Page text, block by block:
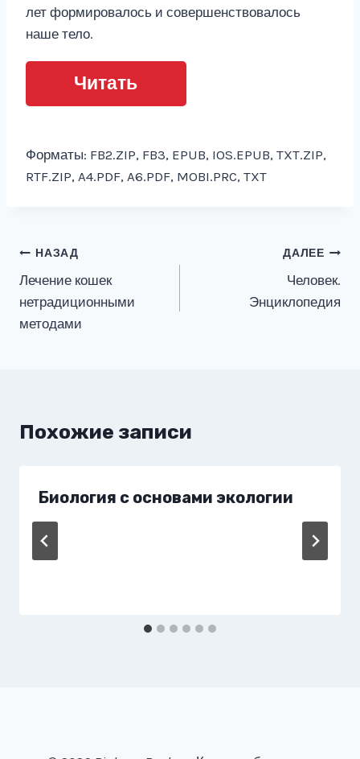
лет формировалось и совершенствовалось
наше тело.
Читать
Форматы: FB2.ZIP, FB3, EPUB, IOS.EPUB, TXT.ZIP,
RTF.ZIP, A4.PDF, A6.PDF, MOBI.PRC, TXT
Навигация
по
записям
НАЗАД
Лечение кошек
нетрадиционными
методами
ДАЛЕЕ
Человек.
Энциклопедия
Похожие записи
Биология с основами экологии